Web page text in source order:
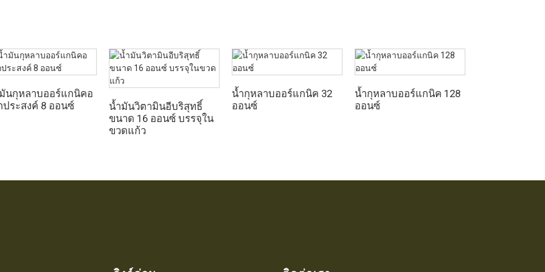
นกุหลาบออร์แกนิคอ
ประสงค์ 8 ออนซ์
น้ำมันวิตามินอีบริสุทธิ์
ขนาด 16 ออนซ์ บรรจุใน
ขวดแก้ว
น้ำกุหลาบออร์แกนิค 32
ออนซ์
น้ำกุหลาบออร์แกนิค 128
ออนซ์